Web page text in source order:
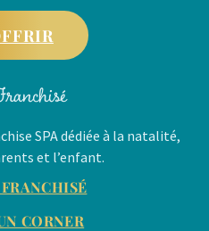
SPA dédiée à la natalité,
et l’enfant.
CORNER